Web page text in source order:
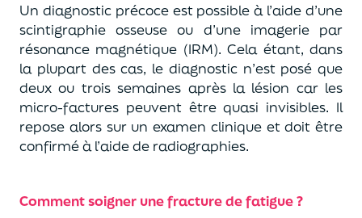
Un diagnostic précoce est possible à l’aide d’une
scintigraphie osseuse ou d’une imagerie par
résonance magnétique (IRM). Cela étant, dans
la plupart des cas, le diagnostic n’est posé que
deux ou trois semaines après la lésion car les
micro-factures peuvent être quasi invisibles. Il
repose alors sur un examen clinique et doit être
confirmé à l’aide de radiographies.
Comment soigner une fracture de fatigue ?